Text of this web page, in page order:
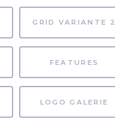
GRID VARIANTE 2
FEATURES
LOGO GALERIE